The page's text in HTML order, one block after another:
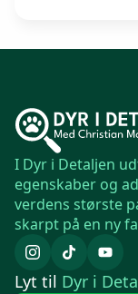
I Dyr i Detaljen
egenskaber og
verdens største
skarpt på en ny
Lyt til Dyr i